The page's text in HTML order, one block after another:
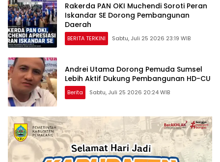
Rakerda PAN OKI Muchendi Soroti Peran
Iskandar SE Dorong Pembangunan
Daerah
BERITA TERKINI Sabtu, Juli 25 2026 23:19 WIB
Andrei Utama Dorong Pemuda Sumsel
Lebih Aktif Dukung Pembangunan HD-CU
Berita Sabtu, Juli 25 2026 20:24 WIB